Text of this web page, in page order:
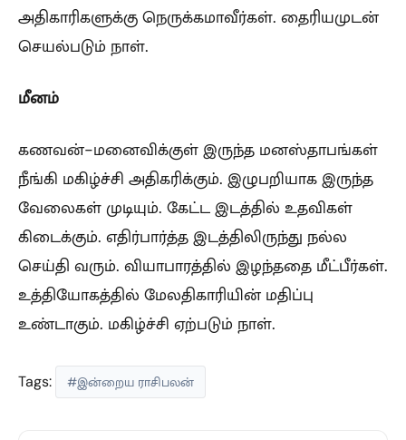
அதிகாரிகளுக்கு நெருக்கமாவீர்கள். தைரியமுடன்
செயல்படும் நாள்.
மீனம்
கணவன்-மனைவிக்குள் இருந்த மனஸ்தாபங்கள்
நீங்கி மகிழ்ச்சி அதிகரிக்கும். இழுபறியாக இருந்த
வேலைகள் முடியும். கேட்ட இடத்தில் உதவிகள்
கிடைக்கும். எதிர்பார்த்த இடத்திலிருந்து நல்ல
செய்தி வரும். வியாபாரத்தில் இழந்ததை மீட்பீர்கள்.
உத்தியோகத்தில் மேலதிகாரியின் மதிப்பு
உண்டாகும். மகிழ்ச்சி ஏற்படும் நாள்.
Tags: #இன்றைய ராசிபலன்